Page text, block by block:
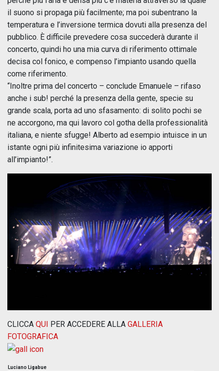
il suono si propaga più facilmente; ma poi subentrano la
temperatura e l’inversione termica dovuti alla presenza del
pubblico. È difficile prevedere cosa succederà durante il
concerto, quindi ho una mia curva di riferimento ottimale
decisa col fonico, e compenso l’impianto usando quella
come riferimento.
“Inoltre prima del concerto – conclude Emanuele – rifaso
anche i sub! perché la presenza della gente, specie su
grande scala, porta ad uno sfasamento: di solito pochi se
ne accorgono, ma qui lavoro col gotha della professionalità
italiana, e niente sfugge! Alberto ad esempio intuisce in un
istante ogni più infinitesima variazione io apporti
all’impianto!”.
CLICCA QUI PER ACCEDERE ALLA GALLERIA
FOTOGRAFICA
Luciano Ligabue